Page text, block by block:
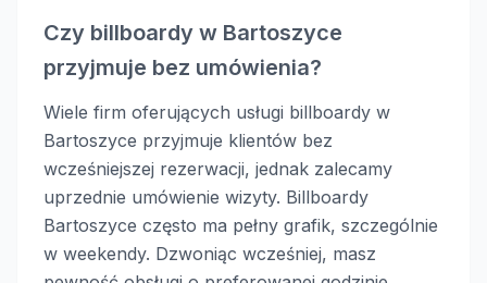
Czy billboardy w Bartoszyce
przyjmuje bez umówienia?
Wiele firm oferujących usługi billboardy w
Bartoszyce przyjmuje klientów bez
wcześniejszej rezerwacji, jednak zalecamy
uprzednie umówienie wizyty. Billboardy
Bartoszyce często ma pełny grafik, szczególnie
w weekendy. Dzwoniąc wcześniej, masz